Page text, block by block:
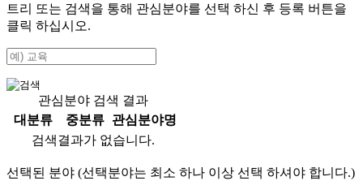
트리 또는 검색을 통해 관심분야를 선택 하신 후 등록 버튼을
클릭 하십시오.
관심분야 검색 결과
대분류
중분류
관심분야명
검색결과가 없습니다.
선택된 분야 (선택분야는 최소 하나 이상 선택 하셔야 합니다.)